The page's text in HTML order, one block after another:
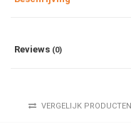
Reviews (0)
VERGELIJK PRODUCTEN